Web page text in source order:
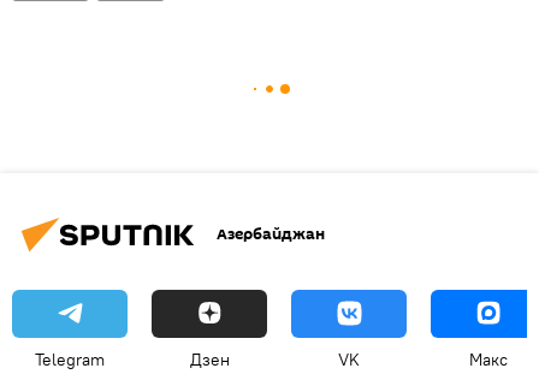
Азербайджан
Telegram Дзен VK Макс